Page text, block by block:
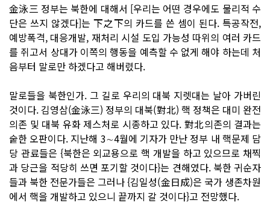
金泳三 정부는 북한에 대해서 [우리는 어떤 경우에도 물리적 수
단은 쓰지 않겠다]는 下之下의 카드를 쓴 셈이 된다. 특공작전,
예방폭격, 대응개발, 재처리 시설 도입 가능성 따위의 여러 카드
를 쥐고서 상대가 이쪽의 행동을 예측할 수 없게 해야 하는데 처
음부터 말로만 하겠다고 해버렸다.
말로들을 북한인가. 그 길로 우리의 대북 지렛대는 날아 가버린
것이다. 김영삼(金泳三) 정부의 대북(對北) 핵 정책은 대미 완전
의존 및 대북 유화 제스처로 시종하고 있다. 對北의존의 결과는
숱한 오판이다. 지난해 3∼4월에 기자가 만난 정부 내 핵문제 담
당 관료들은 {북한은 외교용으로 핵 개발을 하고 있으므로 채찍
과 당근을 적당히 쓰면 포기할 것이다}는 견해였다. 북한 귀순자
들과 북한 전문가들은 그러나 {김일성(金日成)은 국가 생존차원
에서 핵을 개발하고 있으니 끝까지 갈 것이다}고 전망했다.